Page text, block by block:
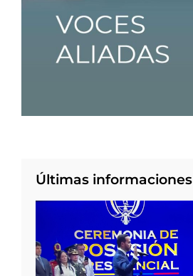
Últimas informaciones